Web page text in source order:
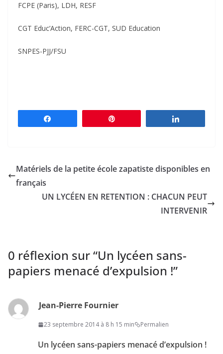
FCPE (Paris), LDH, RESF
CGT Educ’Action, FERC-CGT, SUD Education
SNPES-PJJ/FSU
Matériels de la petite école zapatiste disponibles en
français
UN LYCÉEN EN RETENTION : CHACUN PEUT
INTERVENIR
0 réflexion sur “Un lycéen sans-
papiers menacé d’expulsion !”
Jean-Pierre Fournier
23 septembre 2014 à 8 h 15 min Permalien
Un lycéen sans-papiers menacé d’expulsion !